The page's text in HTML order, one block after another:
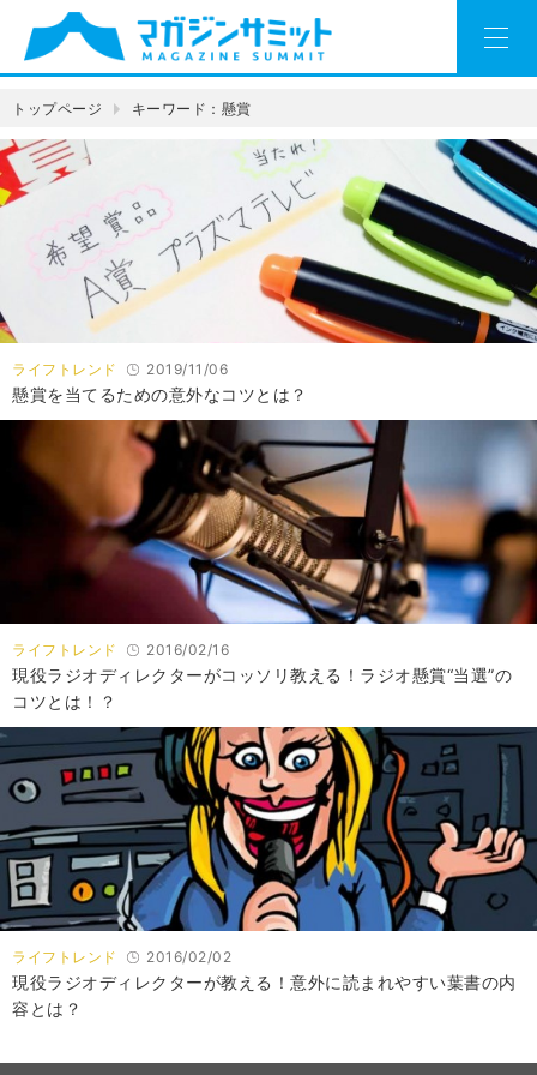
トップページ キーワード：懸賞
ライフトレンド 2019/11/06
懸賞を当てるための意外なコツとは？
ライフトレンド 2016/02/16
現役ラジオディレクターがコッソリ教える！ラジオ懸賞“当選”の
コツとは！？
ライフトレンド 2016/02/02
現役ラジオディレクターが教える！意外に読まれやすい葉書の内
容とは？